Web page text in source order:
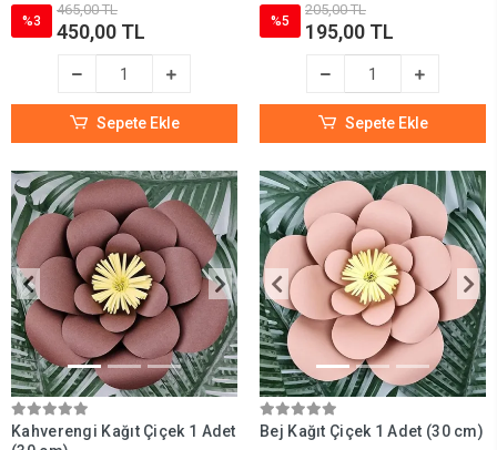
%3
465,00 TL
450,00 TL
Sepete Ekle
%5
205,00 TL
195,00 TL
Sepete Ekle
Kahverengi Kağıt Çiçek 1 Adet
Bej Kağıt Çiçek 1 Adet (30 cm)